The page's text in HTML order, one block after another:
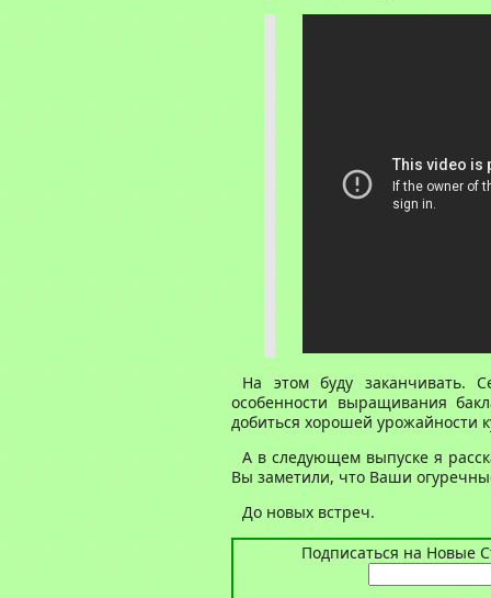
На этом буду заканчивать.
особенности выращивания
добиться хорошей урожайности
А в следующем выпуске я
Вы заметили, что Ваши
До новых встреч.
Подписаться на Новые